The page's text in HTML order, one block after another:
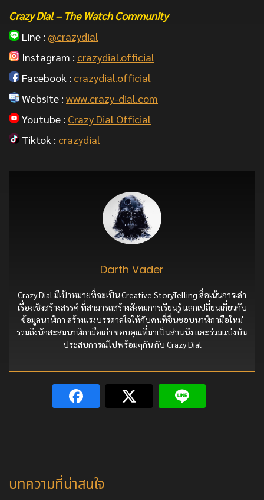
Crazy Dial – The Watch Community
Line : @crazydial
Instagram : crazydial.official
Facebook : crazydial.official
Website : www.crazy-dial.com
Youtube : Crazy Dial Official
Tiktok : crazydial
Darth Vader
Crazy Dial มีเป้าหมายที่จะเป็น Creative StoryTelling สื่อเน้นการเล่า
เรื่องเชิงสร้างสรรค์ ที่สามารถสร้างสังคมการเรียนรู้ แลกเปลี่ยนเกี่ยวกับ
ข้อมูลนาฬิกา สร้างแรงบรรดาลใจให้กับคนที่ชื่นชอบนาฬิกามือใหม่
รวมถึงนักสะสมนาฬิกามือเก่า ขอบคุณที่มาเป็นส่วนนึง และร่วมแบ่งบัน
ประสบการณ์ไปพร้อมๆกัน กับ Crazy Dial
บทความที่น่าสนใจ